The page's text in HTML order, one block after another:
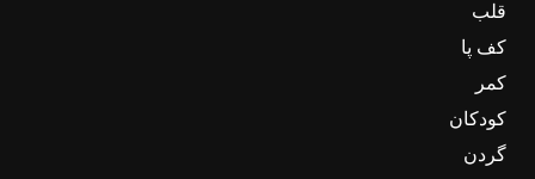
قلب
کف پا
کمر
کودکان
گردن